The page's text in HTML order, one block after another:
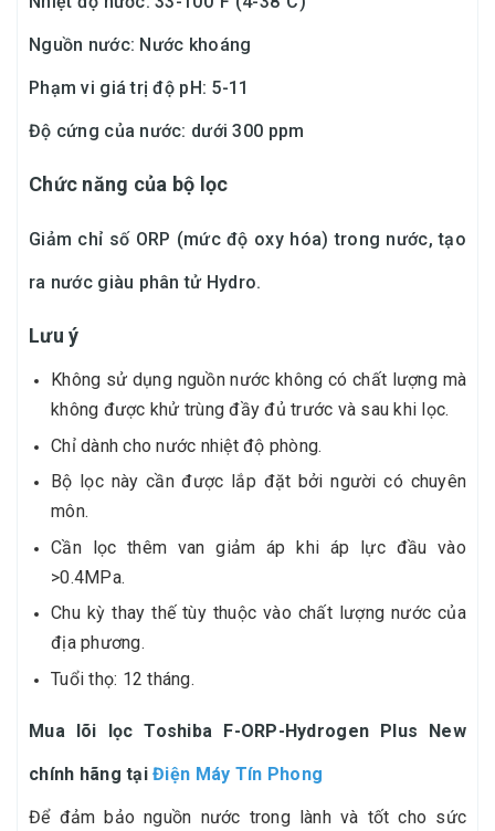
Nguồn nước: Nước khoáng
Phạm vi giá trị độ pH: 5-11
Độ cứng của nước: dưới 300 ppm
Chức năng của bộ lọc
Giảm chỉ số ORP (mức độ oxy hóa) trong nước, tạo
ra nước giàu phân tử Hydro.
Lưu ý
Không sử dụng nguồn nước không có chất lượng mà
không được khử trùng đầy đủ trước và sau khi lọc.
Chỉ dành cho nước nhiệt độ phòng.
Bộ lọc này cần được lắp đặt bởi người có chuyên
môn.
Cần lọc thêm van giảm áp khi áp lực đầu vào
>0.4MPa.
Chu kỳ thay thế tùy thuộc vào chất lượng nước của
địa phương.
Tuổi thọ: 12 tháng.
Mua lõi lọc Toshiba F-ORP-Hydrogen Plus New
chính hãng tạiĐiện Máy Tín Phong
Để đảm bảo nguồn nước trong lành và tốt cho sức